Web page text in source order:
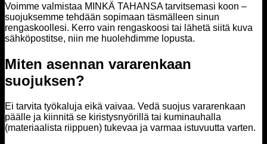
Voimme valmistaa MINKÄ TAHANSA tarvitsemasi koon –
suojuksemme tehdään sopimaan täsmälleen sinun
rengaskoollesi. Kerro vain rengaskoosi tai lähetä siitä kuva
sähköpostitse, niin me huolehdimme lopusta.
Miten asennan vararenkaan
suojuksen?
Ei tarvita työkaluja eikä vaivaa. Vedä suojus vararenkaan
päälle ja kiinnitä se kiristysnyörillä tai kuminauhalla
(materiaalista riippuen) tukevaa ja varmaa istuvuutta varten.